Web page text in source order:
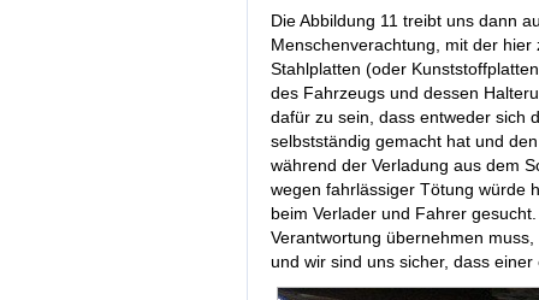
Die Abbildung 11 treibt uns dann
Menschenverachtung, mit der
Stahlplatten (oder
des Fahrzeugs und dessen
dafür zu sein, dass entweder sich
selbstständig gemacht hat und
während der Verladung aus dem
wegen fahrlässiger Tötung würde
beim Verlader und Fahrer
Verantwortung übernehmen
und wir sind uns sicher, dass